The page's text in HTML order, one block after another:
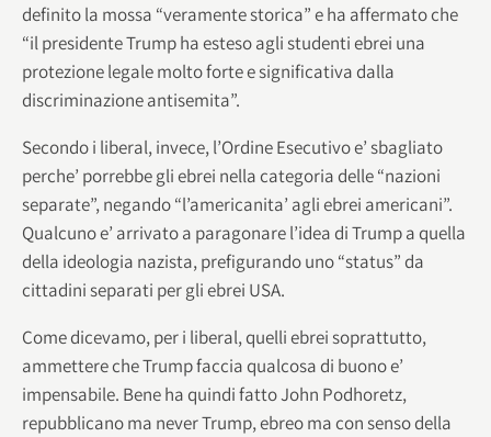
definito la mossa “veramente storica” ​​e ha affermato che
“il presidente Trump ha esteso agli studenti ebrei una
protezione legale molto forte e significativa dalla
discriminazione antisemita”.
Secondo i liberal, invece, l’Ordine Esecutivo e’ sbagliato
perche’ porrebbe gli ebrei nella categoria delle “nazioni
separate”, negando “l’americanita’ agli ebrei americani”.
Qualcuno e’ arrivato a paragonare l’idea di Trump a quella
della ideologia nazista, prefigurando uno “status” da
cittadini separati per gli ebrei USA.
Come dicevamo, per i liberal, quelli ebrei soprattutto,
ammettere che Trump faccia qualcosa di buono e’
impensabile. Bene ha quindi fatto John Podhoretz,
repubblicano ma never Trump, ebreo ma con senso della